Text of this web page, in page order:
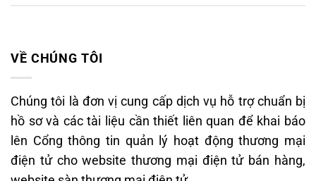
VỀ CHÚNG TÔI
Chúng tôi là đơn vị cung cấp dịch vụ hỗ trợ chuẩn bị
hồ sơ và các tài liệu cần thiết liên quan để khai báo
lên Cổng thông tin quản lý hoạt động thương mại
điện tử cho website thương mại điện tử bán hàng,